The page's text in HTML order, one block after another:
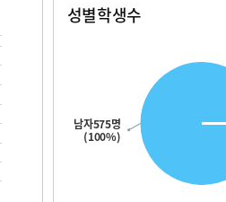
성별학생수
남자575명
(100%)